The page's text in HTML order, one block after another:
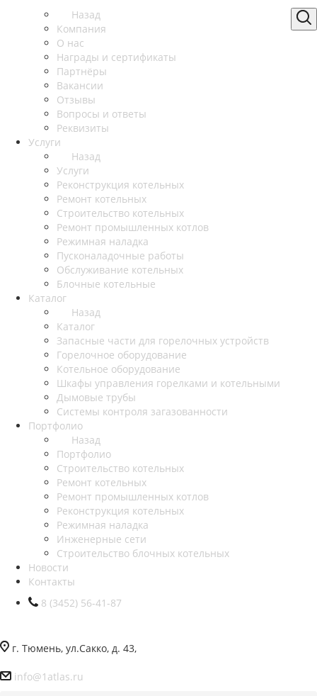
Назад
Компания
О нас
Награды и сертификаты
Партнёры
Вакансии
Отзывы
Вопросы и ответы
Реквизиты
Услуги
Назад
Услуги
Реконструкция котельных
Ремонт котельных
Строительство котельных
Ремонт промышленных котлов
Режимная наладка
Пусконаладочные работы
Обслуживание котельных
Блочные котельные
Каталог
Назад
Каталог
Запасные части для горелочных устройств
Горелочное оборудование
Котельное оборудование
Шкафы управления горелками и котельными
Дымовые трубы
Системы контроля загазованности
Портфолио
Назад
Портфолио
Строительство котельных
Ремонт котельных
Ремонт промышленных котлов
Реконструкция котельных
Режимная наладка
Инженерные сети
Строительство блочных котельных
Новости
Контакты
8 (3452) 56-41-87
г. Тюмень, ул.Сакко, д. 43,
info@1atlas.ru